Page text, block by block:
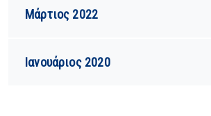
Μάρτιος 2022
Ιανουάριος 2020